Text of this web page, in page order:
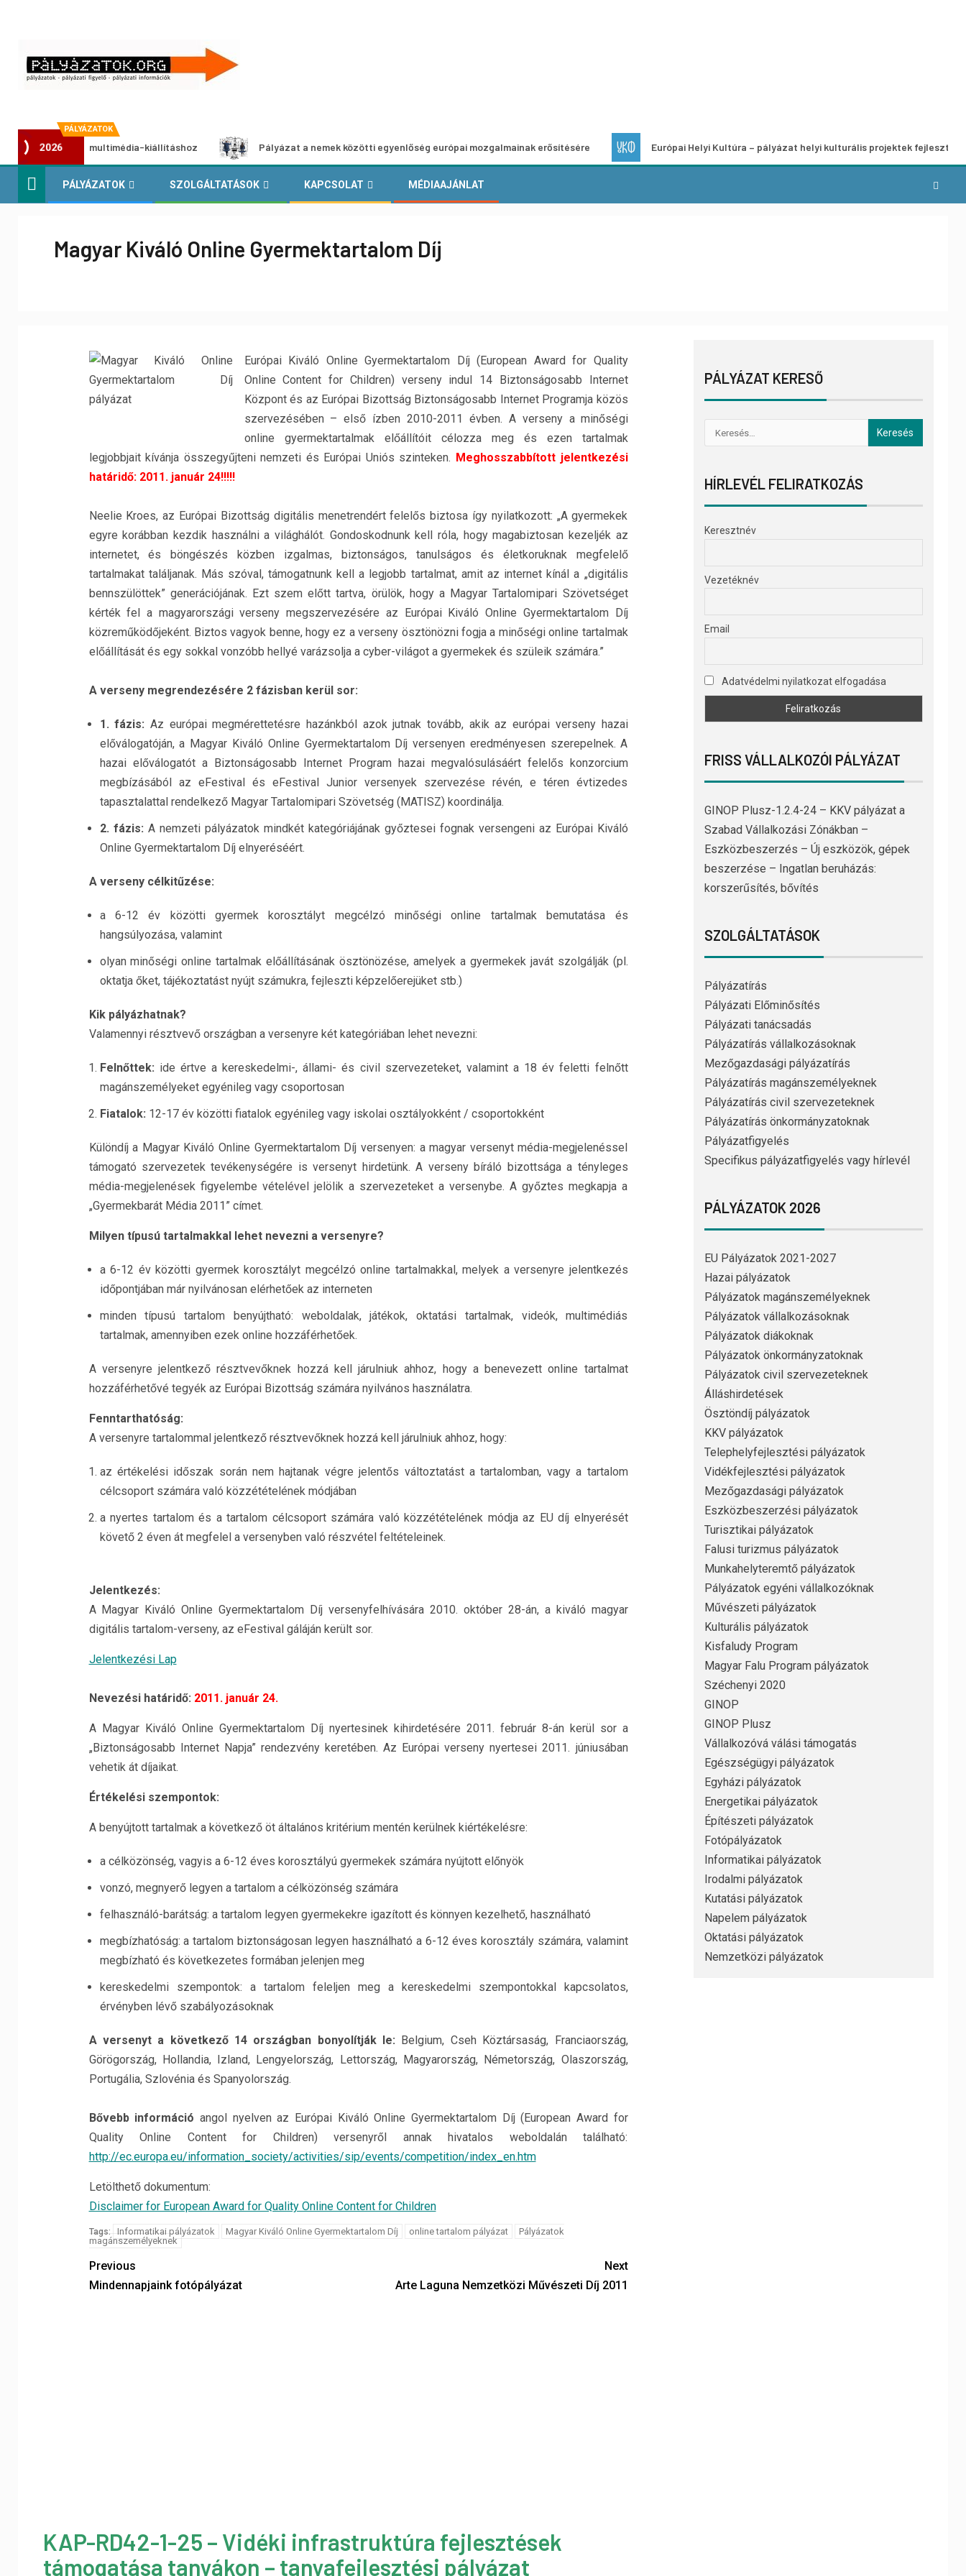
PÁLYÁZATOK
2026
multimédia-kiállításhoz Pályázat a nemek közötti egyenlőség európai mozgalmainak erősítésére Európai Helyi Kultúra – pályázat helyi kulturális projektek fejlesztésére
PÁLYÁZATOK SZOLGÁLTATÁSOK KAPCSOLAT MÉDIAAJÁNLAT
Magyar Kiváló Online Gyermektartalom Díj
Európai Kiváló Online Gyermektartalom Díj (European Award for Quality
Online Content for Children) verseny indul 14 Biztonságosabb Internet
Központ és az Európai Bizottság Biztonságosabb Internet Programja közös
szervezésében – első ízben 2010-2011 évben. A verseny a minőségi
online gyermektartalmak előállítóit célozza meg és ezen tartalmak
legjobbjait kívánja összegyűjteni nemzeti és Európai Uniós szinteken. Meghosszabbított jelentkezési
határidő: 2011. január 24!!!!!
Neelie Kroes, az Európai Bizottság digitális menetrendért felelős biztosa így nyilatkozott: „A gyermekek
egyre korábban kezdik használni a világhálót. Gondoskodnunk kell róla, hogy magabiztosan kezeljék az
internetet, és böngészés közben izgalmas, biztonságos, tanulságos és életkoruknak megfelelő
tartalmakat találjanak. Más szóval, támogatnunk kell a legjobb tartalmat, amit az internet kínál a „digitális
bennszülöttek” generációjának. Ezt szem előtt tartva, örülök, hogy a Magyar Tartalomipari Szövetséget
kérték fel a magyarországi verseny megszervezésére az Európai Kiváló Online Gyermektartalom Díj
közreműködőjeként. Biztos vagyok benne, hogy ez a verseny ösztönözni fogja a minőségi online tartalmak
előállítását és egy sokkal vonzóbb hellyé varázsolja a cyber-világot a gyermekek és szüleik számára.”
A verseny megrendezésére 2 fázisban kerül sor:
1. fázis: Az európai megmérettetésre hazánkból azok jutnak tovább, akik az európai verseny hazai
előválogatóján, a Magyar Kiváló Online Gyermektartalom Díj versenyen eredményesen szerepelnek. A
hazai előválogatót a Biztonságosabb Internet Program hazai megvalósulásáért felelős konzorcium
megbízásából az eFestival és eFestival Junior versenyek szervezése révén, e téren évtizedes
tapasztalattal rendelkező Magyar Tartalomipari Szövetség (MATISZ) koordinálja.
2. fázis: A nemzeti pályázatok mindkét kategóriájának győztesei fognak versengeni az Európai Kiváló
Online Gyermektartalom Díj elnyeréséért.
A verseny célkitűzése:
a 6-12 év közötti gyermek korosztályt megcélzó minőségi online tartalmak bemutatása és
hangsúlyozása, valamint
olyan minőségi online tartalmak előállításának ösztönözése, amelyek a gyermekek javát szolgálják (pl.
oktatja őket, tájékoztatást nyújt számukra, fejleszti képzelőerejüket stb.)
Kik pályázhatnak?
Valamennyi résztvevő országban a versenyre két kategóriában lehet nevezni:
Felnőttek: ide értve a kereskedelmi-, állami- és civil szervezeteket, valamint a 18 év feletti felnőtt
magánszemélyeket egyénileg vagy csoportosan
Fiatalok: 12-17 év közötti fiatalok egyénileg vagy iskolai osztályokként / csoportokként
Különdíj a Magyar Kiváló Online Gyermektartalom Díj versenyen: a magyar versenyt média-megjelenéssel
támogató szervezetek tevékenységére is versenyt hirdetünk. A verseny bíráló bizottsága a tényleges
média-megjelenések figyelembe vételével jelölik a szervezeteket a versenybe. A győztes megkapja a
„Gyermekbarát Média 2011” címet.
Milyen típusú tartalmakkal lehet nevezni a versenyre?
a 6-12 év közötti gyermek korosztályt megcélzó online tartalmakkal, melyek a versenyre jelentkezés
időpontjában már nyilvánosan elérhetőek az interneten
minden típusú tartalom benyújtható: weboldalak, játékok, oktatási tartalmak, videók, multimédiás
tartalmak, amennyiben ezek online hozzáférhetőek.
A versenyre jelentkező résztvevőknek hozzá kell járulniuk ahhoz, hogy a benevezett online tartalmat
hozzáférhetővé tegyék az Európai Bizottság számára nyilvános használatra.
Fenntarthatóság:
A versenyre tartalommal jelentkező résztvevőknek hozzá kell járulniuk ahhoz, hogy:
az értékelési időszak során nem hajtanak végre jelentős változtatást a tartalomban, vagy a tartalom
célcsoport számára való közzétételének módjában
a nyertes tartalom és a tartalom célcsoport számára való közzétételének módja az EU díj elnyerését
követő 2 éven át megfelel a versenyben való részvétel feltételeinek.
Jelentkezés:
A Magyar Kiváló Online Gyermektartalom Díj versenyfelhívására 2010. október 28-án, a kiváló magyar
digitális tartalom-verseny, az eFestival gáláján került sor.
Jelentkezési Lap
Nevezési határidő: 2011. január 24.
A Magyar Kiváló Online Gyermektartalom Díj nyertesinek kihirdetésére 2011. február 8-án kerül sor a
„Biztonságosabb Internet Napja” rendezvény keretében. Az Európai verseny nyertesei 2011. júniusában
vehetik át díjaikat.
Értékelési szempontok:
A benyújtott tartalmak a következő öt általános kritérium mentén kerülnek kiértékelésre:
a célközönség, vagyis a 6-12 éves korosztályú gyermekek számára nyújtott előnyök
vonzó, megnyerő legyen a tartalom a célközönség számára
felhasználó-barátság: a tartalom legyen gyermekekre igazított és könnyen kezelhető, használható
megbízhatóság: a tartalom biztonságosan legyen használható a 6-12 éves korosztály számára, valamint
megbízható és következetes formában jelenjen meg
kereskedelmi szempontok: a tartalom feleljen meg a kereskedelmi szempontokkal kapcsolatos,
érvényben lévő szabályozásoknak
A versenyt a következő 14 országban bonyolítják le: Belgium, Cseh Köztársaság, Franciaország,
Görögország, Hollandia, Izland, Lengyelország, Lettország, Magyarország, Németország, Olaszország,
Portugália, Szlovénia és Spanyolország.
Bővebb információ angol nyelven az Európai Kiváló Online Gyermektartalom Díj (European Award for
Quality Online Content for Children) versenyről annak hivatalos weboldalán található:
http://ec.europa.eu/information_society/activities/sip/events/competition/index_en.htm
Letölthető dokumentum:
Disclaimer for European Award for Quality Online Content for Children
Tags: Informatikai pályázatok Magyar Kiváló Online Gyermektartalom Díj online tartalom pályázat
Pályázatok
magánszemélyeknek
Previous
Mindennapjaink fotópályázat
Next
Arte Laguna Nemzetközi Művészeti Díj 2011
KAP-RD42-1-25 – Vidéki infrastruktúra fejlesztések
támogatása tanyákon – tanyafejlesztési pályázat
PÁLYÁZAT KERESŐ
HÍRLEVÉL FELIRATKOZÁS
Keresztnév
Vezetéknév
Email
Adatvédelmi nyilatkozat elfogadása
FRISS VÁLLALKOZÓI PÁLYÁZAT
GINOP Plusz-1.2.4-24 – KKV pályázat a
Szabad Vállalkozási Zónákban –
Eszközbeszerzés – Új eszközök, gépek
beszerzése – Ingatlan beruházás:
korszerűsítés, bővítés
SZOLGÁLTATÁSOK
Pályázatírás
Pályázati Előminősítés
Pályázati tanácsadás
Pályázatírás vállalkozásoknak
Mezőgazdasági pályázatírás
Pályázatírás magánszemélyeknek
Pályázatírás civil szervezeteknek
Pályázatírás önkormányzatoknak
Pályázatfigyelés
Specifikus pályázatfigyelés vagy hírlevél
PÁLYÁZATOK 2026
EU Pályázatok 2021-2027
Hazai pályázatok
Pályázatok magánszemélyeknek
Pályázatok vállalkozásoknak
Pályázatok diákoknak
Pályázatok önkormányzatoknak
Pályázatok civil szervezeteknek
Álláshirdetések
Ösztöndíj pályázatok
KKV pályázatok
Telephelyfejlesztési pályázatok
Vidékfejlesztési pályázatok
Mezőgazdasági pályázatok
Eszközbeszerzési pályázatok
Turisztikai pályázatok
Falusi turizmus pályázatok
Munkahelyteremtő pályázatok
Pályázatok egyéni vállalkozóknak
Művészeti pályázatok
Kulturális pályázatok
Kisfaludy Program
Magyar Falu Program pályázatok
Széchenyi 2020
GINOP
GINOP Plusz
Vállalkozóvá válási támogatás
Egészségügyi pályázatok
Egyházi pályázatok
Energetikai pályázatok
Építészeti pályázatok
Fotópályázatok
Informatikai pályázatok
Irodalmi pályázatok
Kutatási pályázatok
Napelem pályázatok
Oktatási pályázatok
Nemzetközi pályázatok